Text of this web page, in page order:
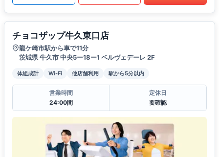
チョコザップ牛久東口店
龍ケ崎市駅から車で11分
茨城県 牛久市 中央5ー18ー1 ベルヴェデーレ 2F
体組成計 Wi-Fi 他店舗利用 駅から5分以内
営業時間
24:00間
定休日
要確認